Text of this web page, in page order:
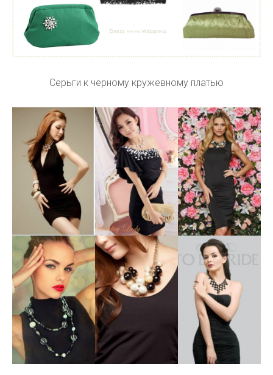
Серьги к черному кружевному платью